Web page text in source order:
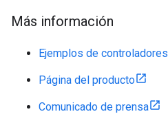
Más información
Ejemplos de controladores
Página del producto
Comunicado de prensa